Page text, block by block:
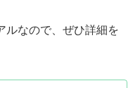
ルなので、ぜひ詳細を